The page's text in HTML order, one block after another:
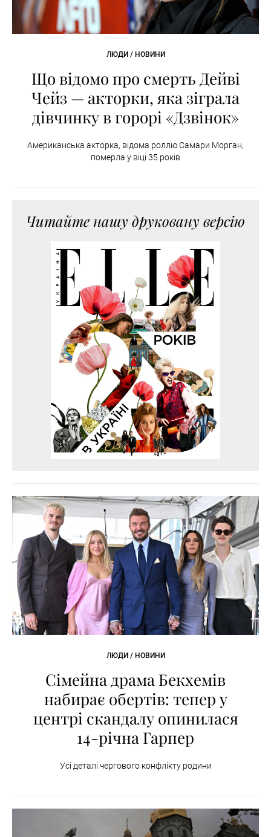
ЛЮДИ / НОВИНИ
Що відомо про смерть Дейві
Чейз — акторки, яка зіграла
дівчинку в горорі «Дзвінок»
Американська акторка, відома роллю Самари Морган,
померла у віці 35 років
Читайте нашу друковану версію
ЛЮДИ / НОВИНИ
Сімейна драма Бекхемів
набирає обертів: тепер у
центрі скандалу опинилася
14-річна Гарпер
Усі деталі чергового конфлікту родини